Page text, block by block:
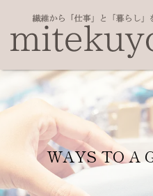
Main Navigation
WAYS TO A